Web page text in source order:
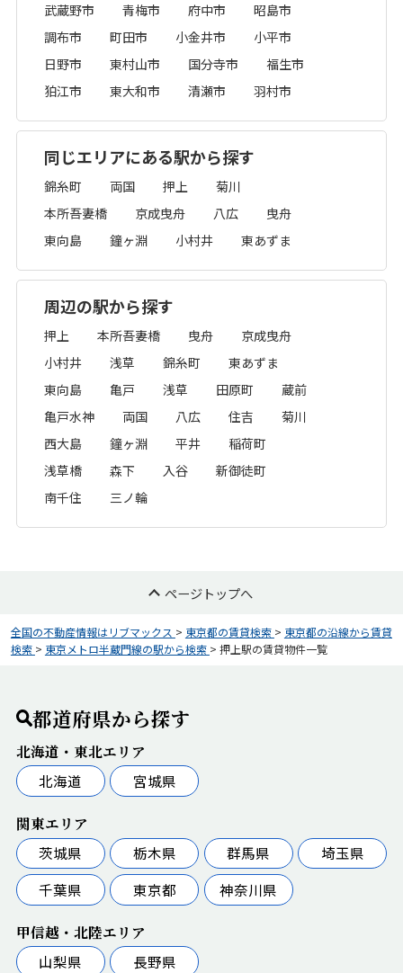
武蔵野市
青梅市 府中市
昭島市
調布市
町田市 小金井市
小平市
日野市
東村山市 国分寺市
福生市
狛江市
東大和市 清瀬市 羽村市
同じエリアにある駅から探す
錦糸町 両国 押上
菊川
本所吾妻橋
京成曳舟 八広
曳舟
東向島
鐘ヶ淵 小村井 東あずま
周辺の駅から探す
押上 本所吾妻橋 曳舟
京成曳舟
小村井
浅草 錦糸町
東あずま
東向島
亀戸 浅草 田原町
蔵前
亀戸水神
両国 八広 住吉
菊川
西大島
鐘ヶ淵 平井
稲荷町
浅草橋
森下 入谷
新御徒町
南千住
三ノ輪
ページトップへ
全国の不動産情報はリブマックス > 東京都の賃貸検索 > 東京都の沿線から賃貸
検索 > 東京メトロ半蔵門線の駅から検索 > 押上駅の賃貸物件一覧
都道府県から探す
北海道・東北エリア
北海道
宮城県
関東エリア
茨城県
栃木県 群馬県
埼玉県
千葉県
東京都 神奈川県
甲信越・北陸エリア
山梨県
長野県